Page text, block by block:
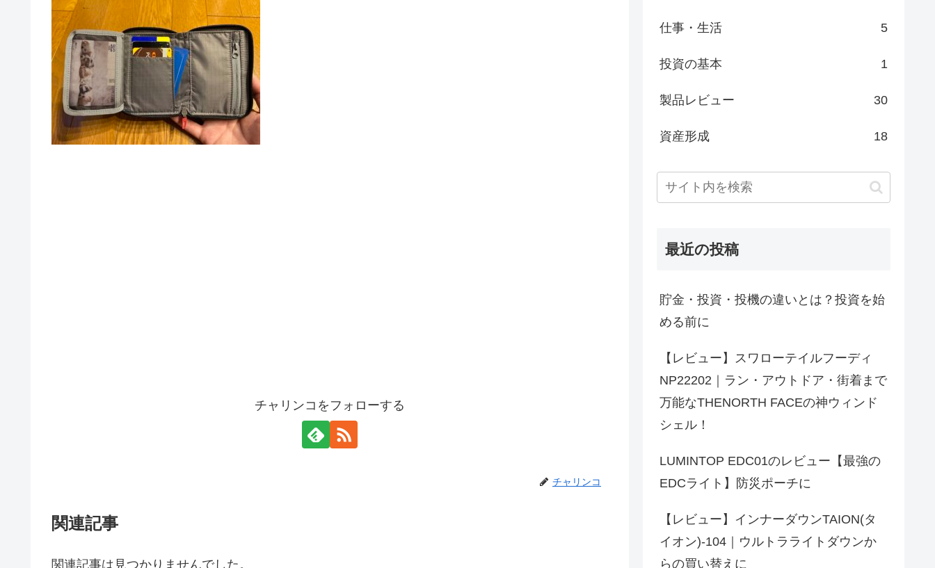
チャリンコをフォローする
チャリンコ
関連記事
関連記事は見つかりませんでした。
仕事・生活 5
投資の基本 1
製品レビュー 30
資産形成 18
最近の投稿
貯金・投資・投機の違いとは？投資を始
める前に
【レビュー】スワローテイルフーディ
NP22202｜ラン・アウトドア・街着まで
万能なTHENORTH FACEの神ウィンド
シェル！
LUMINTOP EDC01のレビュー【最強の
EDCライト】防災ポーチに
【レビュー】インナーダウンTAION(タ
イオン)-104｜ウルトラライトダウンか
らの買い替えに